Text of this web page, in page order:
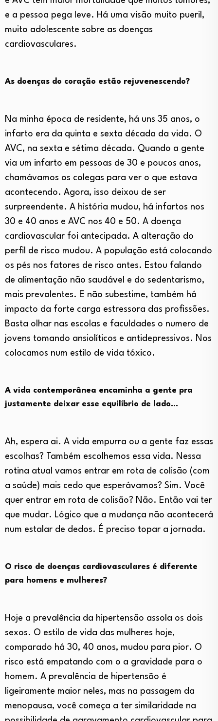
e a pessoa pega leve. Há uma visão muito pueril,
muito adolescente sobre as doenças
cardiovasculares.
As doenças do coração estão rejuvenescendo?
Na minha época de residente, há uns 35 anos, o
infarto era da quinta e sexta década da vida. O
AVC, na sexta e sétima década. Quando a gente
via um infarto em pessoas de 30 e poucos anos,
chamávamos os colegas para ver o que estava
acontecendo. Agora, isso deixou de ser
surpreendente. A história mudou, há infartos nos
30 e 40 anos e AVC nos 40 e 50. A doença
cardiovascular foi antecipada. A alteração do
perfil de risco mudou. A população está colocando
os pés nos fatores de risco antes. Estou falando
de alimentação não saudável e do sedentarismo,
mais prevalentes. E não subestime, também há
impacto da forte carga estressora das profissões.
Basta olhar nas escolas e faculdades o numero de
jovens tomando ansiolíticos e antidepressivos. Nos
colocamos num estilo de vida tóxico.
A vida contemporânea encaminha a gente pra
justamente deixar esse equilíbrio de lado…
Ah, espera ai. A vida empurra ou a gente faz essas
escolhas? Também escolhemos essa vida. Nessa
rotina atual vamos entrar em rota de colisão (com
a saúde) mais cedo que esperávamos? Sim. Você
quer entrar em rota de colisão? Não. Então vai ter
que mudar. Lógico que a mudança não acontecerá
num estalar de dedos. É preciso topar a jornada.
O risco de doenças cardiovasculares é diferente
para homens e mulheres?
Hoje a prevalência da hipertensão assola os dois
sexos. O estilo de vida das mulheres hoje,
comparado há 30, 40 anos, mudou para pior. O
risco está empatando com o a gravidade para o
homem. A prevalência de hipertensão é
ligeiramente maior neles, mas na passagem da
menopausa, você começa a ter similaridade na